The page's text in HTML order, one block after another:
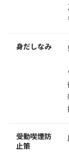
身だしなみ
受動喫煙防
止策